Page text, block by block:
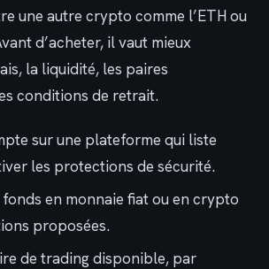
une autre crypto comme l’ETH ou
d’acheter, il vaut mieux
la liquidité, les paires
conditions de retrait.
sur une plateforme qui liste
les protections de sécurité.
en monnaie fiat ou en crypto
proposées.
de trading disponible, par